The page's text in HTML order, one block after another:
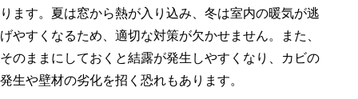
ります。夏は窓から熱が入り込み、冬は室内の暖気が逃
げやすくなるため、適切な対策が欠かせません。また、
そのままにしておくと結露が発生しやすくなり、カビの
発生や壁材の劣化を招く恐れもあります。